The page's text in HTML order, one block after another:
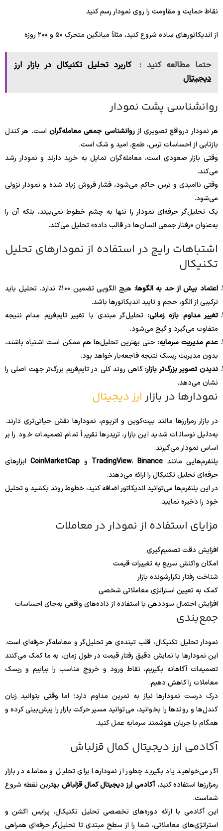
نقاط حمایت و مقاومت را روی نمودار رسم کنید
از اندیکاتورهای ساده شروع کنید، مثلاً میانگین متحرک ۵۰ و ۲۰۰ روزه
حتما مطالعه کنید :
کاربرد تحلیل تکنیکال در بازار ارز
دیجیتال
روانشناسی پشت نمودار
هر نمودار درواقع تصویری ازروانشناسی جمعی معامله‌گران است. هر کندل
بازتابی از احساسات ترس، طمع، امید و شک است.
وقتی بازار صعودی است، معامله‌گران تمایل به خرید دارند و نمودار رشد
می‌کند.
وقتی ناامیدی و ترس حاکم می‌شود، فشار فروش زیاد شده و نمودار نزولی
می‌شود.
یک تحلیل‌گر حرفه‌ای نمودار را تنها به چشم خطوط نمی‌بیند، بلکه آن را
به‌عنوان «رفتار جمعی انسان‌ها در قالب داده» تحلیل می‌کند.
اشتباهات رایج در استفاده از نمودارهای تحلیل
تکنیکال
اعتماد بیش از حد به الگوها:
هیچ الگویی تضمین ۱۰۰٪ ندارد. تحلیل باید
ترکیبی از الگو، حجم و تایید اندیکاتورها باشد.
تغییر مداوم بازه زمانی: تحلیل‌گر مبتدی با تغییر تایم‌فریم مدام نتیجه
متفاوت می‌گیرد و گیج می‌شود.
عدم مدیریت سرمایه: حتی بهترین تحلیل‌ها هم ممکن است اشتباه باشند،
بدون مدیریت ریسک نتیجه فاجعه‌بار خواهد بود.
ندیدن تصویر بزرگ‌تر بازار:گاهی روند کلی در تایم‌فریم بزرگ‌تر جهت اصلی را
نشان می‌دهد.
نمودارها در بازارارز دیجیتال
در بازار رمزارزها مانند بیت‌کوین و اتریوم، نمودارها نقش حیاتی‌تری دارند.
به‌دلیل نوسانات شدید این بازار، تریدرها تقریباً تمام تصمیمات خود را بر
اساس نمودار می‌گیرند.
پلتفرم‌هایی مانند
TradingView،Binance و CoinMarketCapابزارهای
حرفه‌ای تحلیل تکنیکال را ارائه می‌دهند.
در این پلتفرم‌ها می‌توانید اندیکاتور اضافه کنید، خطوط روند بکشید و تحلیل
خود را ذخیره نمایید.
مزایای استفاده از نمودار در معاملات
افزایش دقت تصمیم‌گیری
امکان واکنش سریع به تغییرات قیمت
شناخت رفتار تکرارشونده بازار
کمک به تعیین استراتژی معاملاتی شخصی
افزایش احتمال سوددهی با استفاده از داده‌های واقعی به‌جای احساسات
جمع‌بندی
نمودار تحلیل تکنیکال، قلب تپنده‌ی هر تحلیل‌گر و معامله‌گر حرفه‌ای است.
این نمودارها با نمایش دقیق رفتار قیمت در طول زمان، به ما کمک می‌کنند
تصمیمات آگاهانه بگیریم، نقاط ورود و خروج مناسب را بیابیم و ریسک
معاملات را کاهش دهیم.
درک درست نمودارها نیاز به تمرین مداوم دارد؛ اما وقتی بتوانید زبان
کندل‌ها و روندها را بخوانید، می‌توانید مسیر حرکت بازار را پیش‌بینی کرده و
همگام با جریان هوشمند سرمایه عمل کنید.
آکادمی ارز دیجیتال کمال قزلباش
اگر می‌خواهید یاد بگیرید چطور از نمودارها برای تحلیل و معامله در بازار
رمزارزها استفاده کنید،آکادمی ارز دیجیتال کمال قزلباش بهترین نقطه شروع
شماست.
این آکادمی با ارائه دوره‌های تخصصی تحلیل تکنیکال، پرایس اکشن و
استراتژی‌های معاملاتی، شما را از سطح مبتدی تا تحلیل‌گر حرفه‌ای همراهی